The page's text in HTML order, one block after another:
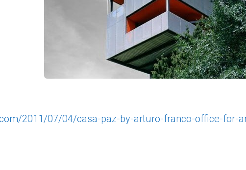
2011/07/04/casa-paz-by-arturo-franco-office-for-